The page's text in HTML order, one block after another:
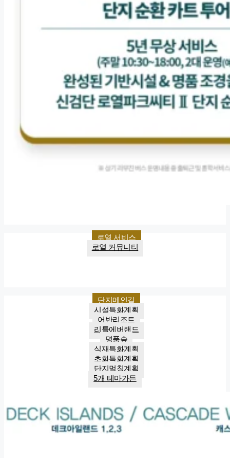
로열 서비스
로열 커뮤니티
단지메인길
시설특화계획
어반리조트
리틀에버랜드
명품숲
식재특화계획
초화특화계획
단지멀칭계획
5개 테마가든